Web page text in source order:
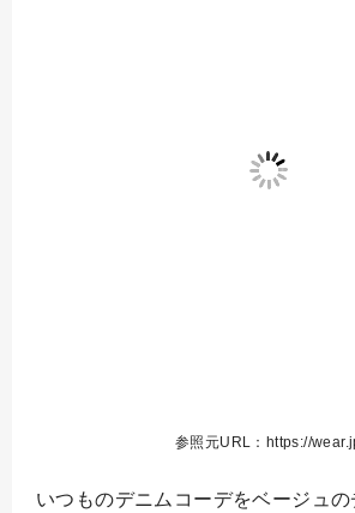
参照元URL：https://
いつものデニムコーデをベージュの